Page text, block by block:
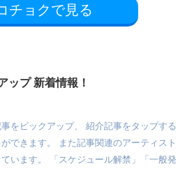
チョクで見る
ップ 新着情報！
をピックアップ、 紹介記事をタップする
できます。 また記事関連のアーティスト
います。 「スケジュール解禁」「一般発